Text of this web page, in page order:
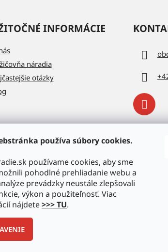
používa súbory cookies.
používame cookies, aby sme
pohodlné prehliadanie webu a
prevádzky neustále zlepšovali
výkon a použiteľnosť. Viac
nájdete>>> TU.
INFORMÁCIE
náradia
otázky